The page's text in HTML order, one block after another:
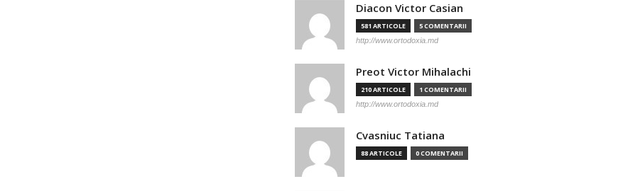
Diacon Victor Casian
581 ARTICOLE 5 COMENTARII
http://www.ortodoxia.md
Preot Victor Mihalachi
210 ARTICOLE 1 COMENTARII
http://www.ortodoxia.md
Cvasniuc Tatiana
88 ARTICOLE 0 COMENTARII